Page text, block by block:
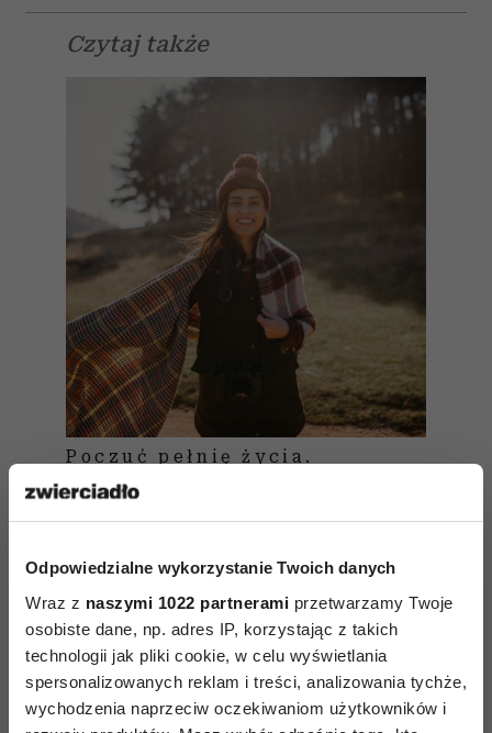
Odpowiedzialne wykorzystanie Twoich danych
Wraz z naszymi 1022 partnerami przetwarzamy Twoje
osobiste dane, np. adres IP, korzystając z takich
technologii jak pliki cookie, w celu wyświetlania
spersonalizowanych reklam i treści, analizowania tychże,
wychodzenia naprzeciw oczekiwaniom użytkowników i
Czytaj także
Poczuć pełnię życia.
O korzyściach, jakie daje nam
Wszystkie te momenty świadomego ruchu mogą
się charakteryzować bodyfulness. Świadomość
nie będzie tu klasyfikowana jako funkcja umysłu,
ale jako funkcja przetwarzania sensorycznego